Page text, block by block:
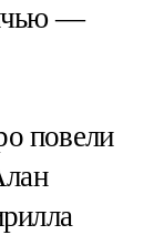
—
повели